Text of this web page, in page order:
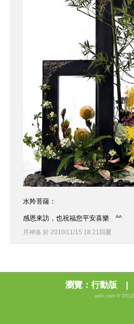
水羚菩薩：
感恩來訪，也祝福您平安喜樂 ^^
月神洛 於 2010/11/15 18:21 回覆
瀏覽： 行動版
udn.com © 2012